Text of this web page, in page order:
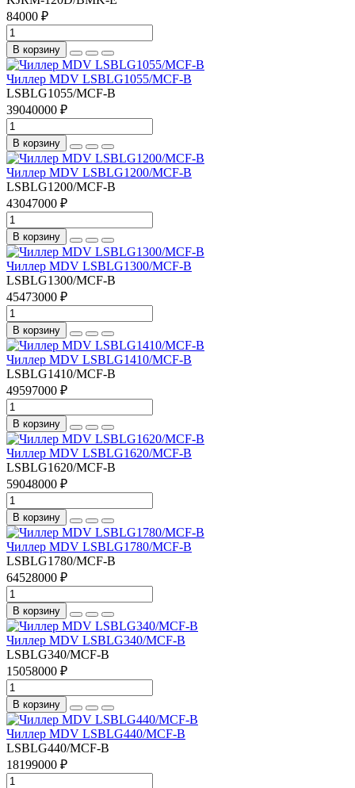
84000 ₽
В корзину
Чиллер MDV LSBLG1055/MCF-B
LSBLG1055/MCF-B
39040000 ₽
В корзину
Чиллер MDV LSBLG1200/MCF-B
LSBLG1200/MCF-B
43047000 ₽
В корзину
Чиллер MDV LSBLG1300/MCF-B
LSBLG1300/MCF-B
45473000 ₽
В корзину
Чиллер MDV LSBLG1410/MCF-B
LSBLG1410/MCF-B
49597000 ₽
В корзину
Чиллер MDV LSBLG1620/MCF-B
LSBLG1620/MCF-B
59048000 ₽
В корзину
Чиллер MDV LSBLG1780/MCF-B
LSBLG1780/MCF-B
64528000 ₽
В корзину
Чиллер MDV LSBLG340/MCF-B
LSBLG340/MCF-B
15058000 ₽
В корзину
Чиллер MDV LSBLG440/MCF-B
LSBLG440/MCF-B
18199000 ₽